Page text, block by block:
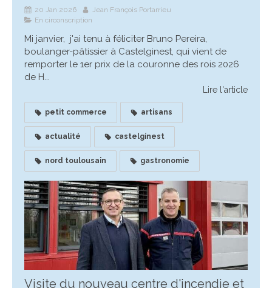
20 Jan 2026
Jean François Portarrieu
En circonscription
Mi janvier, j'ai tenu à féliciter Bruno Pereira,
boulanger-pâtissier à Castelginest, qui vient de
remporter le 1er prix de la couronne des rois 2026
de H...
Lire l'article
petit commerce artisans
actualité castelginest
nord toulousain gastronomie
Visite du nouveau centre d'incendie et